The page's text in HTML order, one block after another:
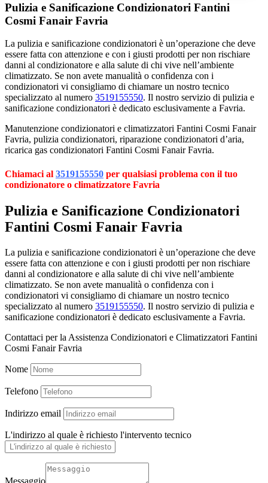
Pulizia e Sanificazione Condizionatori Fantini
Cosmi Fanair Favria
La pulizia e sanificazione condizionatori è un’operazione che deve
essere fatta con attenzione e con i giusti prodotti per non rischiare
danni al condizionatore e alla salute di chi vive nell’ambiente
climatizzato. Se non avete manualità o confidenza con i
condizionatori vi consigliamo di chiamare un nostro tecnico
specializzato al numero 3519155550. Il nostro servizio di pulizia e
sanificazione condizionatori è dedicato esclusivamente a Favria.
Manutenzione condizionatori e climatizzatori Fantini Cosmi Fanair
Favria, pulizia condizionatori, riparazione condizionatori d’aria,
ricarica gas condizionatori Fantini Cosmi Fanair Favria.
Chiamaci al 3519155550 per qualsiasi problema con il tuo
condizionatore o climatizzatore Favria
Pulizia e Sanificazione Condizionatori
Fantini Cosmi Fanair Favria
La pulizia e sanificazione condizionatori è un’operazione che deve
essere fatta con attenzione e con i giusti prodotti per non rischiare
danni al condizionatore e alla salute di chi vive nell’ambiente
climatizzato. Se non avete manualità o confidenza con i
condizionatori vi consigliamo di chiamare un nostro tecnico
specializzato al numero 3519155550. Il nostro servizio di pulizia e
sanificazione condizionatori è dedicato esclusivamente a Favria.
Contattaci per la Assistenza Condizionatori e Climatizzatori Fantini
Cosmi Fanair Favria
Nome
Telefono
Indirizzo email
L'indirizzo al quale è richiesto l'intervento tecnico
Messaggio